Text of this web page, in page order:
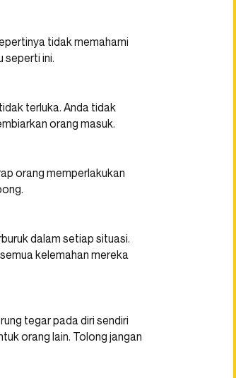
tidak memahami
seperti ini.
terluka. Anda tidak
orang masuk.
orang memperlakukan
dalam setiap situasi.
kelemahan mereka
tegar pada diri sendiri
orang lain. Tolong jangan